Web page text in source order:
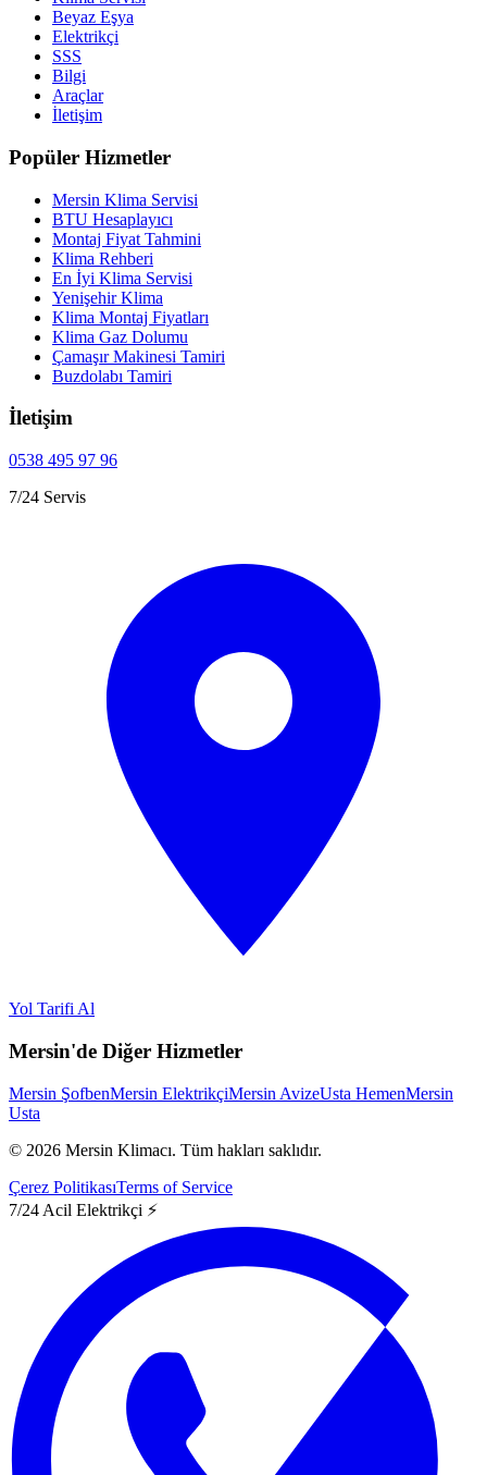
Beyaz Eşya
Elektrikçi
SSS
Bilgi
Araçlar
İletişim
Popüler Hizmetler
Mersin Klima Servisi
BTU Hesaplayıcı
Montaj Fiyat Tahmini
Klima Rehberi
En İyi Klima Servisi
Yenişehir Klima
Klima Montaj Fiyatları
Klima Gaz Dolumu
Çamaşır Makinesi Tamiri
Buzdolabı Tamiri
İletişim
0538 495 97 96
7/24 Servis
Yol Tarifi Al
Mersin'de Diğer Hizmetler
Mersin ŞofbenMersin ElektrikçiMersin AvizeUsta HemenMersin
Usta
© 2026 Mersin Klimacı. Tüm hakları saklıdır.
Çerez PolitikasıTerms of Service
7/24 Acil Elektrikçi ⚡